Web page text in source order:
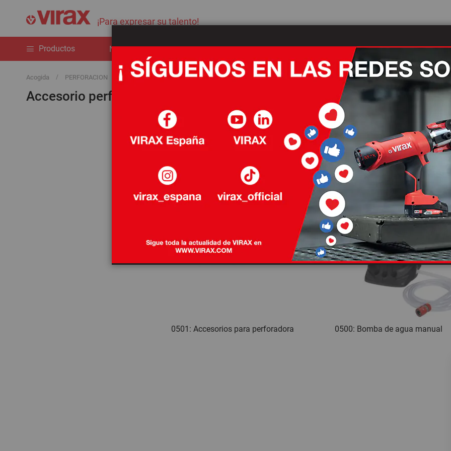
¡Para expresar su talento!
Productos Novedades La marca Actualidades Nuestros distribuidores
Acogida PERFORACION Accesorio perforación
Accesorio perforación
2 artículos
0501: Accesorios para perforadora 0500: Bomba de agua manual